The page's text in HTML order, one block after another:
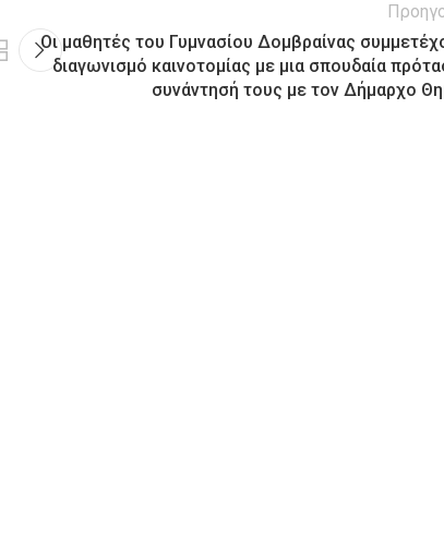
Οι μαθητές του Γυμνασίου Δομβραίνας
διαγωνισμό καινοτομίας με μια σπουδαία
συνάντησή τους με τον Δήμαρχο